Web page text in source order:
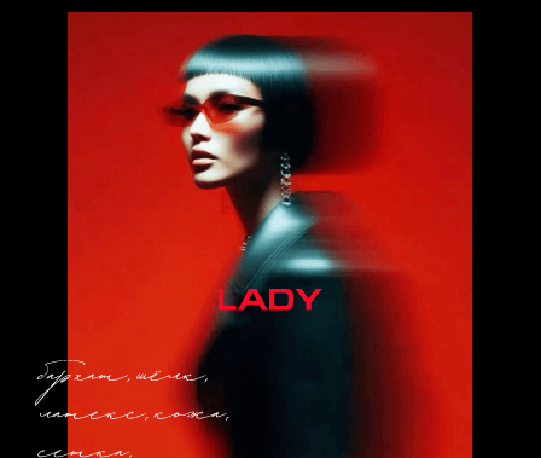
Есть ли у вас пищевые особенности?